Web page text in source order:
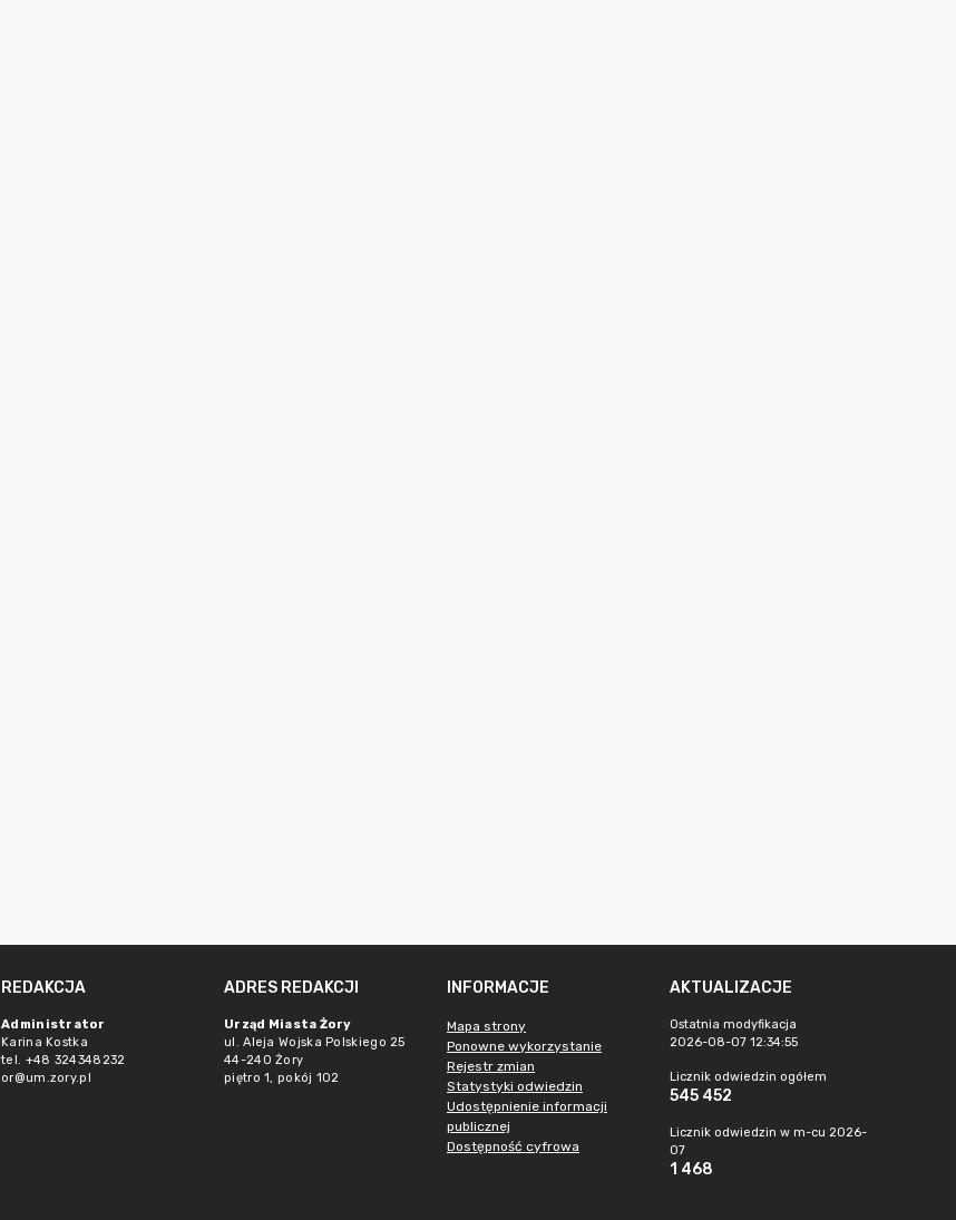
REDAKCJA
Administrator
Karina Kostka
tel. +48 324348232
or@um.zory.pl
ADRES REDAKCJI
Urząd Miasta Żory
ul. Aleja Wojska Polskiego 25
44-240 Żory
piętro 1, pokój 102
INFORMACJE
Mapa strony
Ponowne wykorzystanie
Rejestr zmian
Statystyki odwiedzin
Udostępnienie informacji
publicznej
Dostępność cyfrowa
AKTUALIZACJE
Ostatnia modyfikacja
2026-08-07 12:34:55
Licznik odwiedzin ogółem
545 452
Licznik odwiedzin w m-cu 2026-
07
1 468